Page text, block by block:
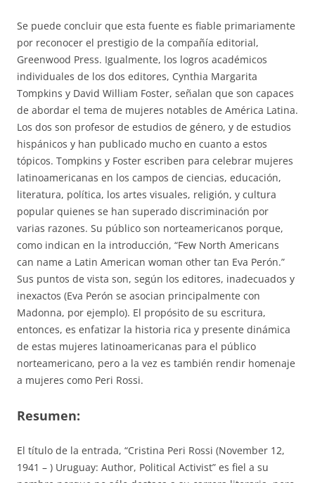
Se puede concluir que esta fuente es fiable primariamente
por reconocer el prestigio de la compañía editorial,
Greenwood Press. Igualmente, los logros académicos
individuales de los dos editores, Cynthia Margarita
Tompkins y David William Foster, señalan que son capaces
de abordar el tema de mujeres notables de América Latina.
Los dos son profesor de estudios de género, y de estudios
hispánicos y han publicado mucho en cuanto a estos
tópicos. Tompkins y Foster escriben para celebrar mujeres
latinoamericanas en los campos de ciencias, educación,
literatura, política, los artes visuales, religión, y cultura
popular quienes se han superado discriminación por
varias razones. Su público son norteamericanos porque,
como indican en la introducción, “Few North Americans
can name a Latin American woman other tan Eva Perón.”
Sus puntos de vista son, según los editores, inadecuados y
inexactos (Eva Perón se asocian principalmente con
Madonna, por ejemplo). El propósito de su escritura,
entonces, es enfatizar la historia rica y presente dinámica
de estas mujeres latinoamericanas para el público
norteamericano, pero a la vez es también rendir homenaje
a mujeres como Peri Rossi.
Resumen:
El título de la entrada, “Cristina Peri Rossi (November 12,
1941 – ) Uruguay: Author, Political Activist” es fiel a su